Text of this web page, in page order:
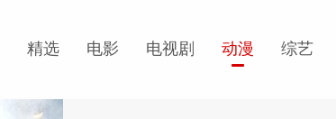
精选 电影 电视剧 动漫 综艺